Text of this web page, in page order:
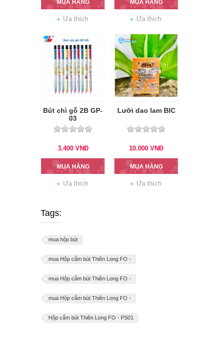
MUA HÀNG
Ưa thích
MUA HÀNG
Ưa thích
Bút chì gỗ 2B GP-
03
3.400 VNĐ
MUA HÀNG
Ưa thích
Lưỡi dao lam BIC
10.000 VNĐ
MUA HÀNG
Ưa thích
Tags:
mua hộp bút
mua Hộp cắm bút Thiên Long FO -
mua Hộp cắm bút Thiên Long FO -
mua Hộp cắm bút Thiên Long FO -
Hộp cắm bút Thiên Long FO - PS01